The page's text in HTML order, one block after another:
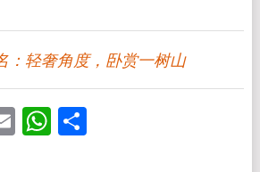
：轻奢角度，卧赏一树山
EmailWhatsApp
分